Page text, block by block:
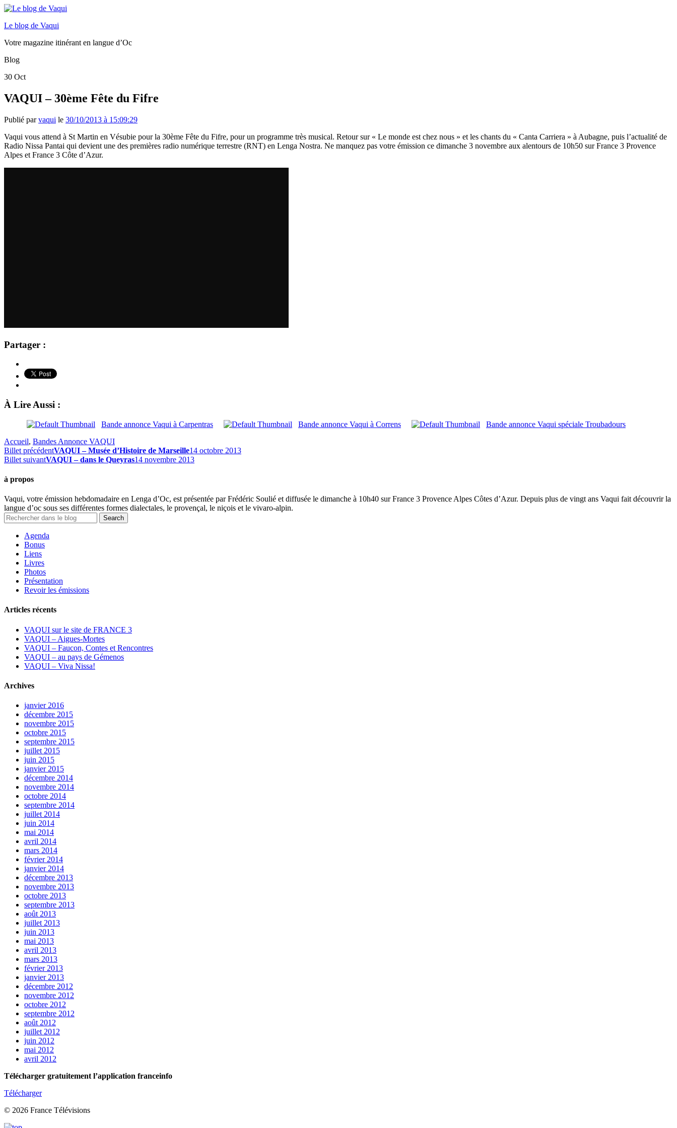
Le blog de Vaqui
Votre magazine itinérant en langue d’Oc
Blog
30 Oct
VAQUI – 30ème Fête du Fifre
Publié parvaqui le 30/10/2013 à 15:09:29
Vaqui vous attend à St Martin en Vésubie pour la 30ème Fête du Fifre, pour un programme très musical. Retour sur « Le monde est chez nous » et les chants du « Canta Carriera » à Aubagne, puis l’actualité de
Radio Nissa Pantai qui devient une des premières radio numérique terrestre (RNT) en Lenga Nostra. Ne manquez pas votre émission ce dimanche 3 novembre aux alentours de 10h50 sur France 3 Provence
Alpes et France 3 Côte d’Azur.
Partager :
À Lire Aussi :
Bande annonce Vaqui à Carpentras Bande annonce Vaqui à Correns
Bande annonce Vaqui spéciale Troubadours
Accueil, Bandes Annonce VAQUI
Billet précédentVAQUI – Musée d’Histoire de Marseille14 octobre 2013
Billet suivantVAQUI – dans le Queyras14 novembre 2013
à propos
Vaqui, votre émission hebdomadaire en Lenga d’Oc, est présentée par Frédéric Soulié et diffusée le dimanche à 10h40 sur France 3 Provence Alpes Côtes d’Azur. Depuis plus de vingt ans Vaqui fait découvrir la
langue d’oc sous ses différentes formes dialectales, le provençal, le niçois et le vivaro-alpin.
Agenda
Bonus
Liens
Livres
Photos
Présentation
Revoir les émissions
Articles récents
VAQUI sur le site de FRANCE 3
VAQUI – Aigues-Mortes
VAQUI – Faucon, Contes et Rencontres
VAQUI – au pays de Gémenos
VAQUI – Viva Nissa!
Archives
janvier 2016
décembre 2015
novembre 2015
octobre 2015
septembre 2015
juillet 2015
juin 2015
janvier 2015
décembre 2014
novembre 2014
octobre 2014
septembre 2014
juillet 2014
juin 2014
mai 2014
avril 2014
mars 2014
février 2014
janvier 2014
décembre 2013
novembre 2013
octobre 2013
septembre 2013
août 2013
juillet 2013
juin 2013
mai 2013
avril 2013
mars 2013
février 2013
janvier 2013
décembre 2012
novembre 2012
octobre 2012
septembre 2012
août 2012
juillet 2012
juin 2012
mai 2012
avril 2012
Télécharger gratuitement l’application franceinfo
Télécharger
© 2026 France Télévisions